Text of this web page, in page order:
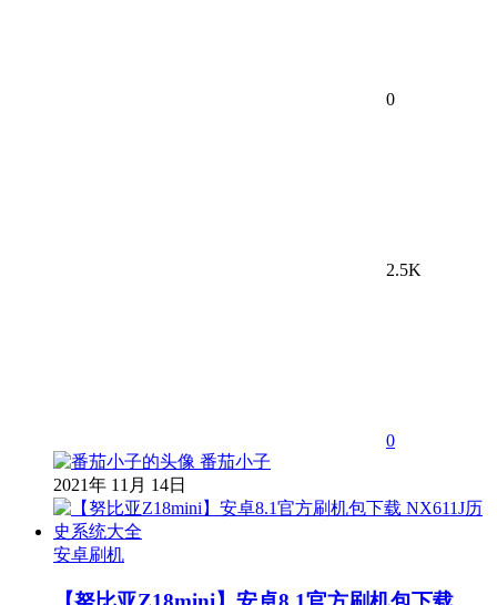
0
2.5K
0
番茄小子
2021年 11月 14日
安卓刷机